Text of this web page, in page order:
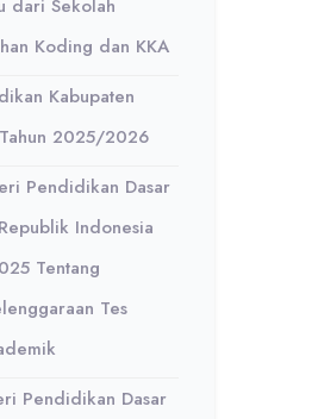
dari Sekolah
Koding dan KKA
Kabupaten
2025/2026
Pendidikan Dasar
Indonesia
Tentang
Tes
Pendidikan Dasar